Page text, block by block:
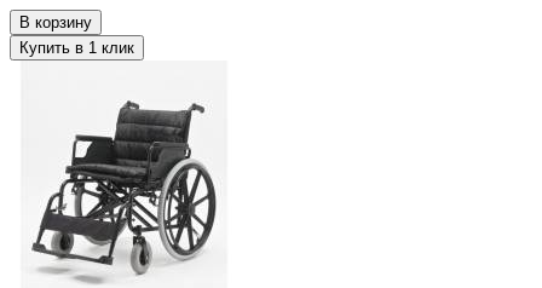
В корзину
Купить в 1 клик